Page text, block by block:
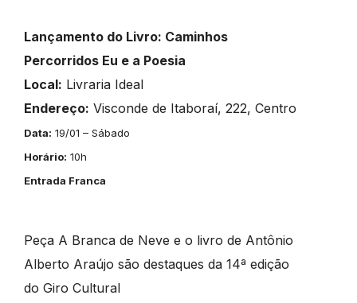
Lançamento do Livro: Caminhos
Percorridos Eu e a Poesia
Local: Livraria Ideal
Endereço: Visconde de Itaboraí, 222, Centro
Data: 19/01 – Sábado
Horário: 10h
Entrada Franca
Peça A Branca de Neve e o livro de Antônio
Alberto Araújo são destaques da 14ª edição
do Giro Cultural